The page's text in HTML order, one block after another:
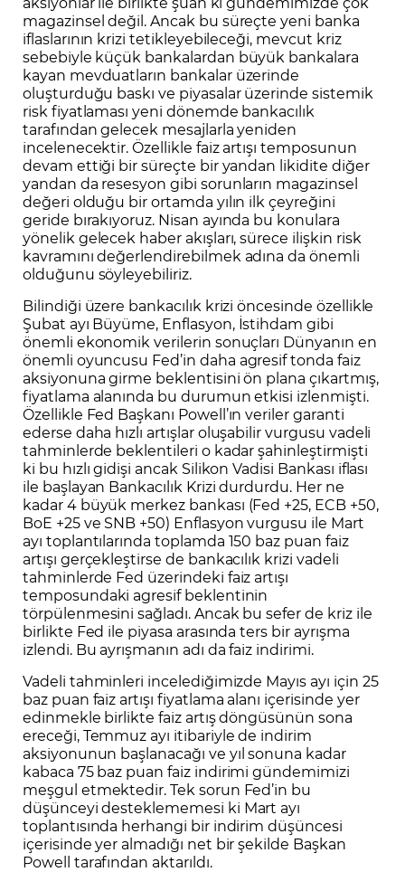
magazinsel değil. Ancak bu süreçte yeni banka
iflaslarının krizi tetikleyebileceği, mevcut kriz
sebebiyle küçük bankalardan büyük bankalara
kayan mevduatların bankalar üzerinde
oluşturduğu baskı ve piyasalar üzerinde sistemik
risk fiyatlaması yeni dönemde bankacılık
tarafından gelecek mesajlarla yeniden
incelenecektir. Özellikle faiz artışı temposunun
devam ettiği bir süreçte bir yandan likidite diğer
yandan da resesyon gibi sorunların magazinsel
değeri olduğu bir ortamda yılın ilk çeyreğini
geride bırakıyoruz. Nisan ayında bu konulara
yönelik gelecek haber akışları, sürece ilişkin risk
kavramını değerlendirebilmek adına da önemli
olduğunu söyleyebiliriz.
Bilindiği üzere bankacılık krizi öncesinde özellikle
Şubat ayı Büyüme, Enflasyon, İstihdam gibi
önemli ekonomik verilerin sonuçları Dünyanın en
önemli oyuncusu Fed’in daha agresif tonda faiz
aksiyonuna girme beklentisini ön plana çıkartmış,
fiyatlama alanında bu durumun etkisi izlenmişti.
Özellikle Fed Başkanı Powell’ın veriler garanti
ederse daha hızlı artışlar oluşabilir vurgusu vadeli
tahminlerde beklentileri o kadar şahinleştirmişti
ki bu hızlı gidişi ancak Silikon Vadisi Bankası iflası
ile başlayan Bankacılık Krizi durdurdu. Her ne
kadar 4 büyük merkez bankası (Fed +25, ECB +50,
BoE +25 ve SNB +50) Enflasyon vurgusu ile Mart
ayı toplantılarında toplamda 150 baz puan faiz
artışı gerçekleştirse de bankacılık krizi vadeli
tahminlerde Fed üzerindeki faiz artışı
temposundaki agresif beklentinin
törpülenmesini sağladı. Ancak bu sefer de kriz ile
birlikte Fed ile piyasa arasında ters bir ayrışma
izlendi. Bu ayrışmanın adı da faiz indirimi.
Vadeli tahminleri incelediğimizde Mayıs ayı için 25
baz puan faiz artışı fiyatlama alanı içerisinde yer
edinmekle birlikte faiz artış döngüsünün sona
ereceği, Temmuz ayı itibariyle de indirim
aksiyonunun başlanacağı ve yıl sonuna kadar
kabaca 75 baz puan faiz indirimi gündemimizi
meşgul etmektedir. Tek sorun Fed’in bu
düşünceyi desteklememesi ki Mart ayı
toplantısında herhangi bir indirim düşüncesi
içerisinde yer almadığı net bir şekilde Başkan
Powell tarafından aktarıldı.